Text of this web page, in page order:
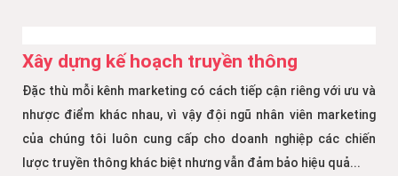
Xây dựng kế hoạch truyền thông
Đặc thù mỗi kênh marketing có cách tiếp cận riêng với ưu và
nhược điểm khác nhau, vì vậy đội ngũ nhân viên marketing
của chúng tôi luôn cung cấp cho doanh nghiệp các chiến
lược truyền thông khác biệt nhưng vẫn đảm bảo hiệu quả...